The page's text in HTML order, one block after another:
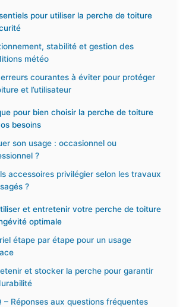
pour utiliser la perche de toiture
stabilité et gestion des
météo
courantes à éviter pour protéger
et l’utilisateur
pour bien choisir la perche de toiture
besoins
son usage : occasionnel ou
?
accessoires privilégier selon les travaux
?
et entretenir votre perche de toiture
optimale
étape par étape pour un usage
et stocker la perche pour garantir
– Réponses aux questions fréquentes